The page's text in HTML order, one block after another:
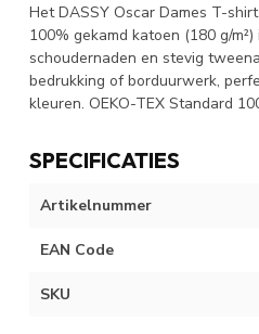
Het DASSY Oscar Dames T-
100% gekamd katoen (180 g/
schoudernaden en stevig
bedrukking of borduurwerk,
kleuren. OEKO-TEX Standard
SPECIFICATIES
Artikelnummer
EAN Code
SKU